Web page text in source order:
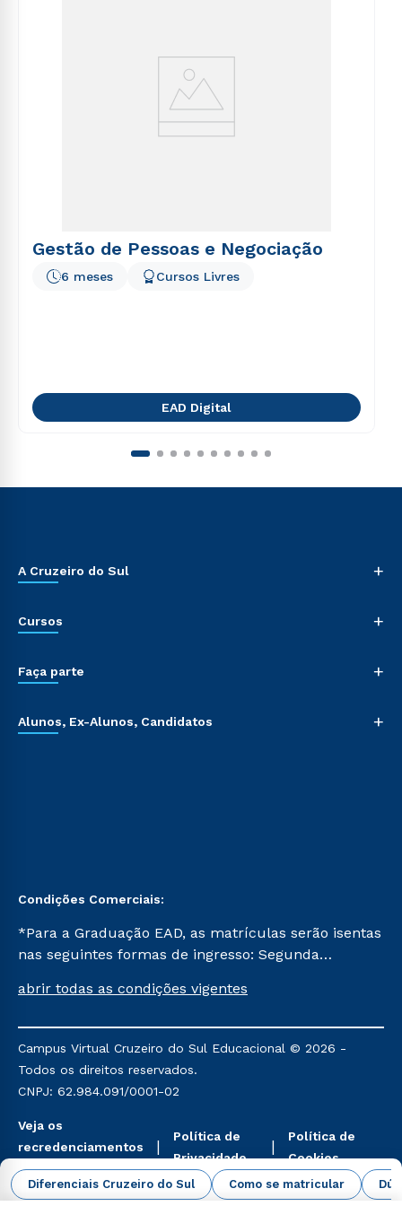
Diferenciais Cruzeiro do Sul Como se matricular
Gestão de Pessoas e Negociação
6 meses Cursos Livres
EAD Digital
A Cruzeiro do Sul +
Cursos +
Faça parte +
Alunos, Ex-Alunos, Candidatos +
Condições Comerciais:
*Para a Graduação EAD, as matrículas serão isentas
nas seguintes formas de ingresso: Segunda
Já para as demais, a taxa de matrícula será de R$
mencionadas são referentes aos cursos: Ensino
Religioso, Geografia para a Docência e Metodologia
do Ensino de História: Questões Atuais.
abrir todas as condições vigentes
Campus Virtual Cruzeiro do Sul Educacional © 2026 -
Todos os direitos reservados.
CNPJ: 62.984.091/0001-02
Veja os
recredenciamentos
aqui
Política de
Privacidade
Política de
Cookies